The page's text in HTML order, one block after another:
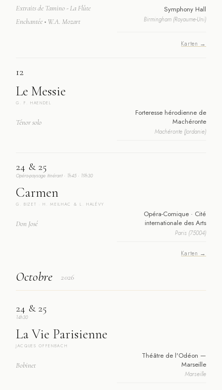
Extraits de Tamino - La Flûte
Enchantée • W.A. Mozart
Symphony Hall
Birmingham (Royaume-Uni)
Karten →
12
Le Messie
G. F. HAENDEL
Ténor solo
Forteresse hérodienne de
Machéronte
Machéronte (Jordanie)
24 & 25
Opéra-paysage itinérant · 1h45 · 19h30
Carmen
G. BIZET · H. MEILHAC & L. HALÉVY
Don José
Opéra-Comique · Cité
internationale des Arts
Paris (75004)
Karten →
Octobre 2026
24 & 25
14h30
La Vie Parisienne
JACQUES OFFENBACH
Bobinet
Théâtre de l'Odéon —
Marseille
Marseille